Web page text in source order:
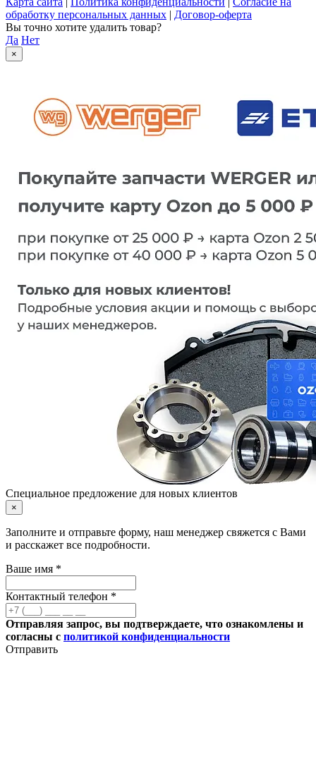
обработку персональных данных | Договор-оферта
Вы точно хотите удалить товар?
Да Нет
×
Специальное предложение для новых клиентов
×
Заполните и отправьте форму, наш менеджер свяжется с Вами
и расскажет все подробности.
Ваше имя *
Контактный телефон *
Отправляя запрос, вы подтверждаете, что ознакомлены и
согласны с политикой конфиденциальности
Отправить